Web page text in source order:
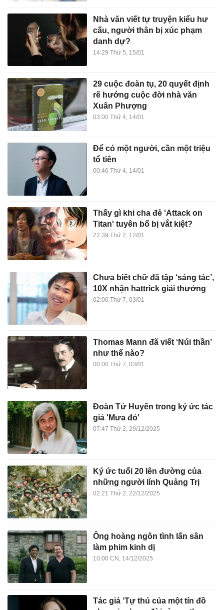
Nhà văn viết tự truyện kiểu hư
cấu, người thân bị xúc phạm
danh dự?
14:29 Thứ 5, 15/01
29 cuộc đoàn tụ, 20 quyết định
rẽ hướng cuộc đời nhà văn
Xuân Phượng
03:00 Thứ 4, 14/01
Để có một người, cần một triệu
tổ tiên
00:46 Thứ 4, 14/01
Thấy gì khi cha đẻ 'Attack on
Titan' tuyên bố bị vắt kiệt?
22:39 Thứ 2, 12/01
Chưa biết chữ đã tập ‘sáng tác’,
10X nhận hattrick giải thưởng
02:00 Thứ 7, 03/01
Thomas Mann đã viết ‘Núi thần’
như thế nào?
00:00 Thứ 7, 03/01
Đoàn Tử Huyến trong ký ức tác
giả 'Mưa đỏ'
07:47 Thứ 2, 29/12/2025
Ký ức tuổi 20 lên đường của
những người lính Quảng Trị
02:21 Thứ 2, 22/12/2025
Ông hoàng ngôn tình lấn sân
làm phim kinh dị
10:00 CN, 14/12/2025
Tác giả ‘Tự thú của một tín đồ